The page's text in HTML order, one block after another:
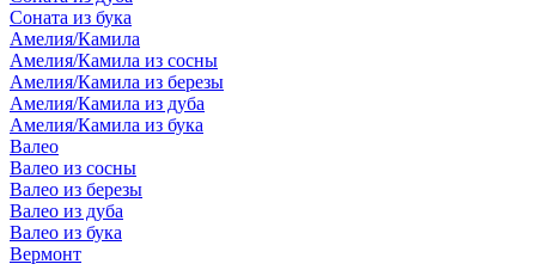
Соната из бука
Амелия/Камила
Амелия/Камила из сосны
Амелия/Камила из березы
Амелия/Камила из дуба
Амелия/Камила из бука
Валео
Валео из сосны
Валео из березы
Валео из дуба
Валео из бука
Вермонт